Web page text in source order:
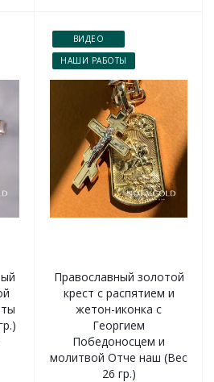
ВИДЕО
НАШИ РАБОТЫ
Православный золотой
крест с распятием и
жетон-иконка с
Георгием
Победоносцем и
молитвой Отче наш (Вес
26 гр.)